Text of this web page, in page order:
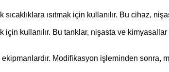
ısıtmak için kullanılır. Bu cihaz,
kullanılır. Bu tanklar, nişasta ve
Modifikasyon işleminden